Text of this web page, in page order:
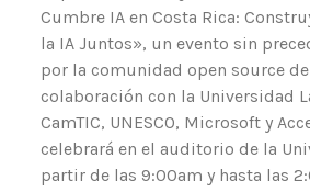
Cumbre IA en Costa Rica:
la IA Juntos», un evento sin
por la comunidad open source
colaboración con la Universidad
CamTIC, UNESCO, Microsoft y
celebrará en el auditorio de la
partir de las 9:00am y hasta las